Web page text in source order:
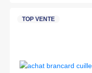
TOP VENTE